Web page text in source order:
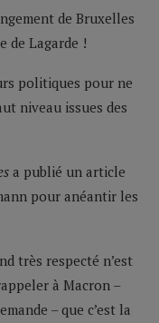
de Bruxelles
de Lagarde !
politiques pour ne
niveau issues des
a publié un article
pour anéantir les
très respecté n’est
à Macron –
– que c’est la